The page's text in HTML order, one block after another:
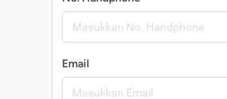
Email